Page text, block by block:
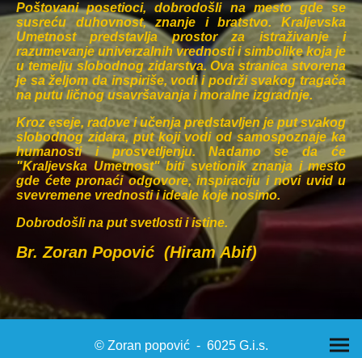
Poštovani posetioci, dobrodošli na mesto gde se
susreću duhovnost, znanje i bratstvo. Kraljevska
Umetnost predstavlja prostor za istraživanje i
razumevanje univerzalnih vrednosti i simbolike koja je
u temelju slobodnog zidarstva. Ova stranica stvorena
je sa željom da inspiriše, vodi i podrži svakog tragača
na putu ličnog usavršavanja i moralne izgradnje.
Kroz eseje, radove i učenja predstavljen je put svakog
slobodnog zidara, put koji vodi od samospoznaje ka
humanosti i prosvetljenju. Nadamo se da će
"Kraljevska Umetnost" biti svetionik znanja i mesto
gde ćete pronaći odgovore, inspiraciju i novi uvid u
svevremene vrednosti i ideale koje nosimo.
Dobrodošli na put svetlosti i istine.​​​​​​​​​
​Br. Zoran Popović (Hiram Abif)
© Zoran popović - 6025 G.i.s.